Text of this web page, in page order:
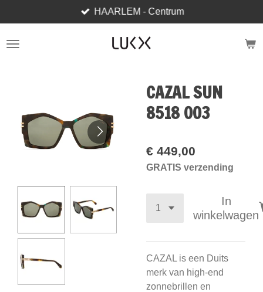
direct
naar
HAARLEM - Centrum
CAZAL SUN
8518 003
€ 449,00
GRATIS verzending
In
winkelwagen
CAZAL is een Duits
merk van high-end
zonnebrillen en